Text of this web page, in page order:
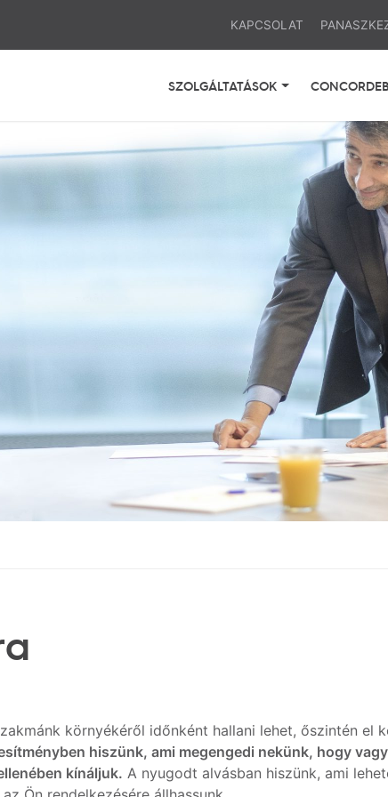
KAPCSOLAT
SZOLGÁLTATÁSOK
környékéről időnként hallani lehet, őszintén el
hiszünk, ami megengedi nekünk, hogy
kínáljuk. A nyugodt alvásban hiszünk, ami